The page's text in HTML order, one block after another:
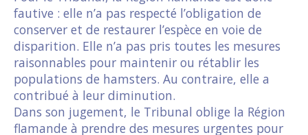
fautive : elle n’a pas respecté l’obligation de
conserver et de restaurer l’espèce en voie de
disparition. Elle n’a pas pris toutes les mesures
raisonnables pour maintenir ou rétablir les
populations de hamsters. Au contraire, elle a
contribué à leur diminution.
Dans son jugement, le Tribunal oblige la Région
flamande à prendre des mesures urgentes pour